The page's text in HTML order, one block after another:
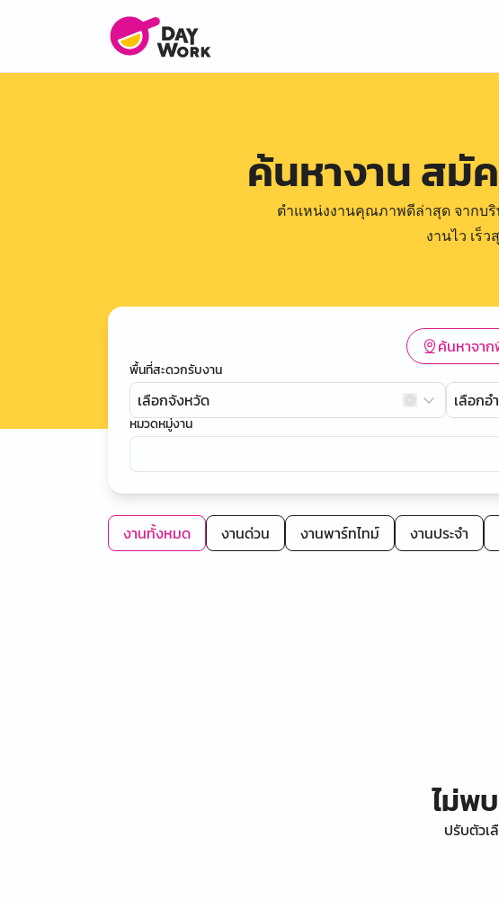
ค้นหางาน สมั
ตำแหน่งงานคุณภาพดีล่าสุด จากบ
งานไว เร็
ค้นหาจา
พื้นที่สะดวกรับงาน
เลือกจังหวัด เลือกอ
หมวดหมู่งาน
งานทั้งหมด งานด่วน งานพาร์ทไทม์ งานประจำ
ไม่พ
ปรับตัวเ